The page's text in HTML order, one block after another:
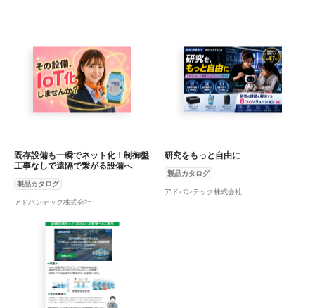
既存設備も一瞬でネット化！制御盤
工事なしで遠隔で繋がる設備へ
製品カタログ
アドバンテック株式会社
研究をもっと自由に
製品カタログ
アドバンテック株式会社